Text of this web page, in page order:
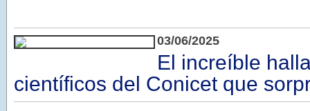
03/06/2025
El increíble
científicos del Conicet que